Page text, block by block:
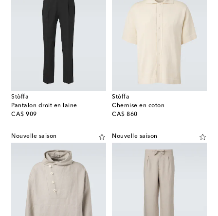
Stòffa
Pantalon droit en laine
CA$ 909
original price
Stòffa
Chemise en coton
CA$ 860
original price
Nouvelle saison Nouvelle saison